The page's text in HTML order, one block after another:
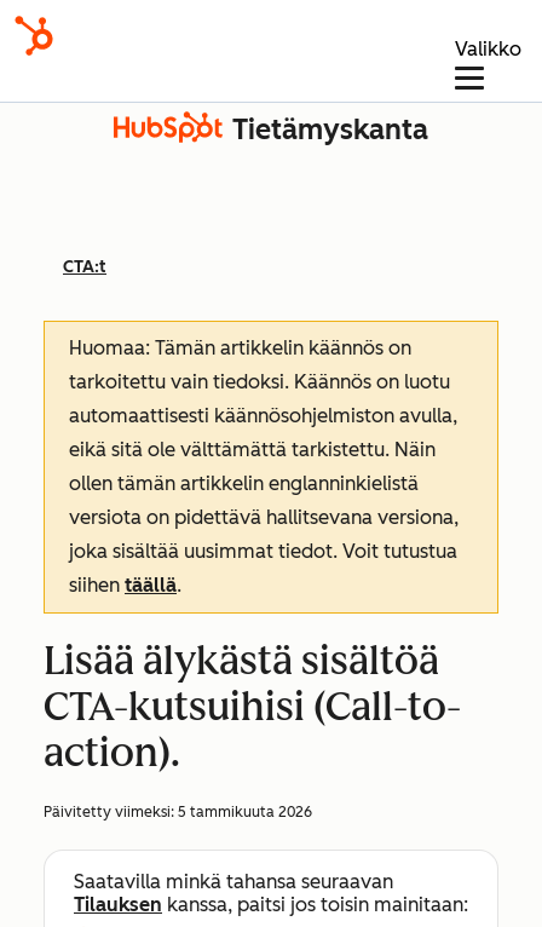
Valikko
Tietämyskanta
CTA:t
Huomaa: Tämän artikkelin käännös on
tarkoitettu vain tiedoksi. Käännös on luotu
automaattisesti käännösohjelmiston avulla,
eikä sitä ole välttämättä tarkistettu. Näin
ollen tämän artikkelin englanninkielistä
versiota on pidettävä hallitsevana versiona,
joka sisältää uusimmat tiedot. Voit tutustua
siihen täällä.
Lisää älykästä sisältöä
CTA-kutsuihisi (Call-to-
action).
Päivitetty viimeksi: 5 tammikuuta 2026
Saatavilla minkä tahansa seuraavan
Tilauksen kanssa, paitsi jos toisin mainitaan: